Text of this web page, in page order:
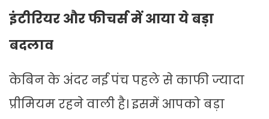
इंटीरियर और फीचर्स में आया ये बड़ा
बदलाव
केबिन के अंदर नई पंच पहले से काफी ज्यादा
प्रीमियम रहने वाली है। इसमें आपको बड़ा